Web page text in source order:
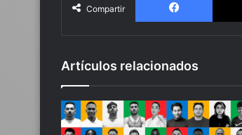
Compartir
Artículos relacionados